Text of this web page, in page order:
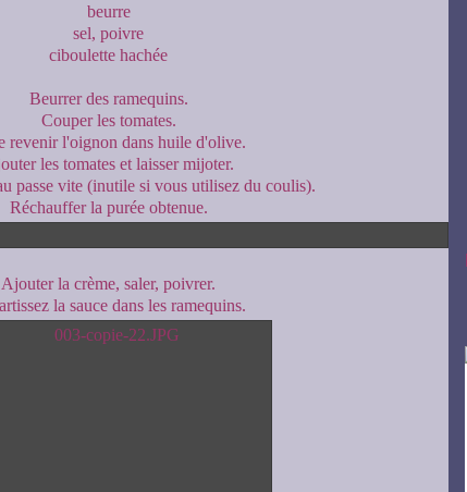
beurre
sel, poivre
ciboulette hachée
Beurrer des ramequins.
Couper les tomates.
revenir l'oignon dans huile d'olive.
les tomates et laisser mijoter.
passe vite (inutile si vous utilisez du coulis).
Réchauffer la purée obtenue.
Ajouter la crème, saler, poivrer.
la sauce dans les ramequins.